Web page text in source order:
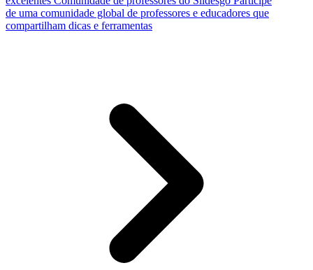
de uma comunidade global de professores e educadores que
compartilham dicas e ferramentas